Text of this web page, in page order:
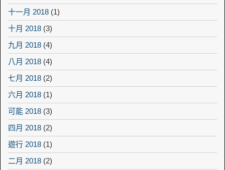
十一月 2018 (1)
十月 2018 (3)
九月 2018 (4)
八月 2018 (4)
七月 2018 (2)
六月 2018 (1)
可能 2018 (3)
四月 2018 (2)
遊行 2018 (1)
二月 2018 (2)